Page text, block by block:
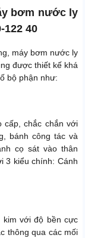
bơm nước ly
122 40
máy bơm nước ly
được thiết kế khá
bộ phận như:
cấp, chắc chắn với
bánh công tác và
cọ sát vào thân
3 kiểu chính: Cánh
với độ bền cực
thông qua các mối